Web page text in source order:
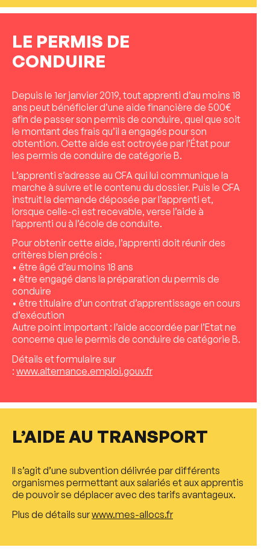
LE PERMIS DE
CONDUIRE
Depuis le 1er janvier 2019, tout apprenti d’au moins 18
ans peut bénéficier d’une aide financière de 500€
afin de passer son permis de conduire, quel que soit
le montant des frais qu’il a engagés pour son
obtention. Cette aide est octroyée par l’État pour
les permis de conduire de catégorie B.
L’apprenti s’adresse au CFA qui lui communique la
marche à suivre et le contenu du dossier. Puis le CFA
instruit la demande déposée par l’apprenti et,
lorsque celle-ci est recevable, verse l’aide à
l’apprenti ou à l’école de conduite.
Pour obtenir cette aide, l’apprenti doit réunir des
critères bien précis :
• être âgé d’au moins 18 ans
• être engagé dans la préparation du permis de
conduire
• être titulaire d’un contrat d’apprentissage en cours
d’exécution
Autre point important : l’aide accordée par l’Etat ne
concerne que le permis de conduire de catégorie B.
Détails et formulaire sur
: www.alternance.emploi.gouv.fr
L’AIDE AU TRANSPORT
Il s’agit d’une subvention délivrée par différents
organismes permettant aux salariés et aux apprentis
de pouvoir se déplacer avec des tarifs avantageux.
Plus de détails surwww.mes-allocs.fr